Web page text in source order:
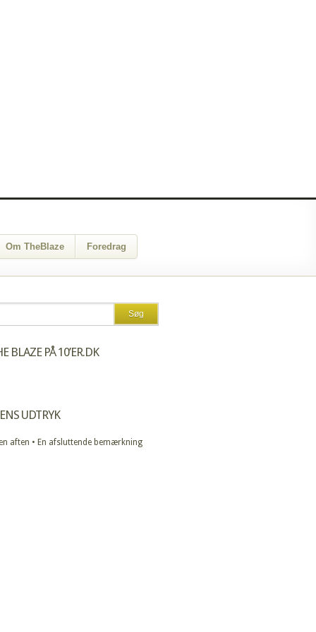
Om TheBlaze Foredrag
BLAZE PÅ 10’ER.DK
UDTRYK
aften • En afsluttende bemærkning